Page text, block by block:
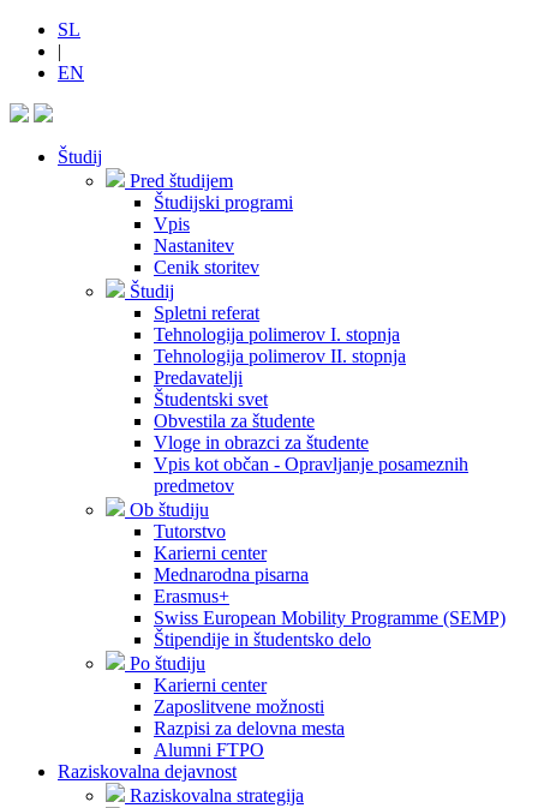
SL
|
EN
Študij
Pred študijem
Študijski programi
Vpis
Nastanitev
Cenik storitev
Študij
Spletni referat
Tehnologija polimerov I. stopnja
Tehnologija polimerov II. stopnja
Predavatelji
Študentski svet
Obvestila za študente
Vloge in obrazci za študente
Vpis kot občan - Opravljanje posameznih
predmetov
Ob študiju
Tutorstvo
Karierni center
Mednarodna pisarna
Erasmus+
Swiss European Mobility Programme (SEMP)
Štipendije in študentsko delo
Po študiju
Karierni center
Zaposlitvene možnosti
Razpisi za delovna mesta
Alumni FTPO
Raziskovalna dejavnost
Raziskovalna strategija